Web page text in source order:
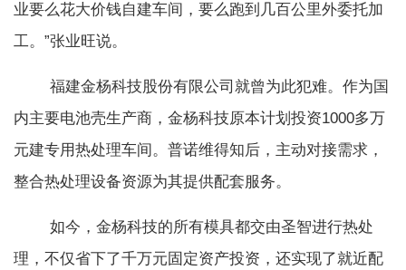
业要么花大价钱自建车间，要么跑到几百公里外委托加
工。”张业旺说。
福建金杨科技股份有限公司就曾为此犯难。作为国
内主要电池壳生产商，金杨科技原本计划投资1000多万
元建专用热处理车间。普诺维得知后，主动对接需求，
整合热处理设备资源为其提供配套服务。
如今，金杨科技的所有模具都交由圣智进行热处
理，不仅省下了千万元固定资产投资，还实现了就近配